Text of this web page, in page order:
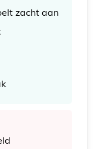
zacht aan